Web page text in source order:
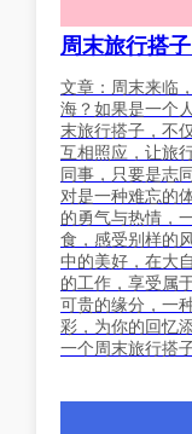
周末旅行搭
文章：周末来临
海？如果是一个
末旅行搭子，不
互相照应，让旅
同事，只要是志
对是一种难忘的
的勇气与热情，
食，感受别样的
中的美好，在大
的工作，享受属
可贵的缘分，一
彩，为你的回忆
一个周末旅行搭